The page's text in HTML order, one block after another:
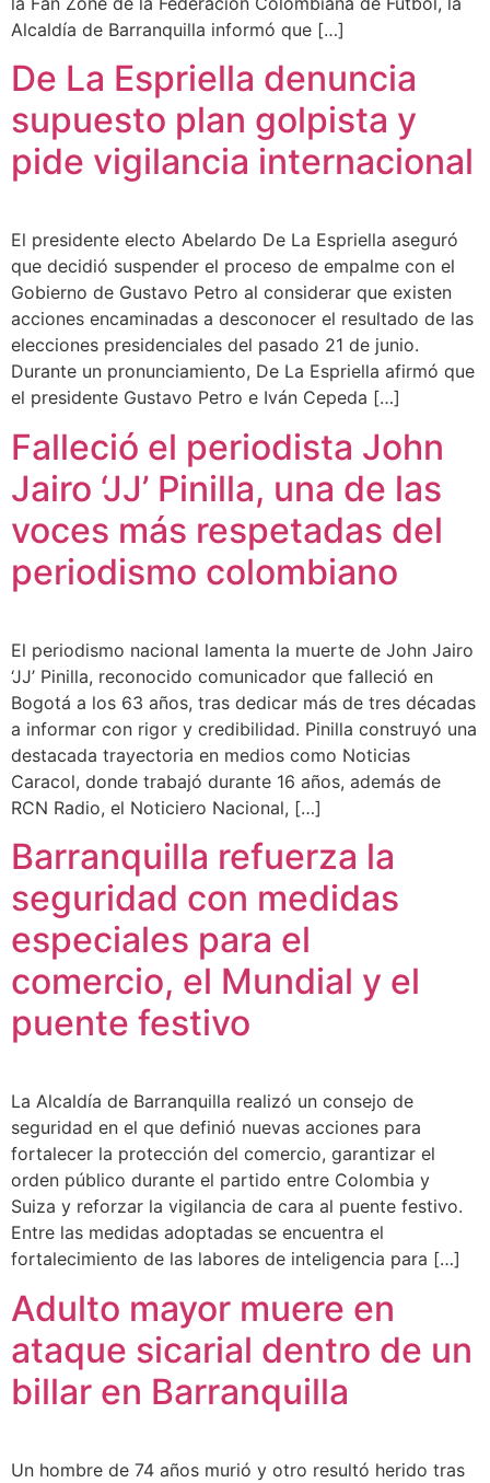
Alcaldía de Barranquilla informó que […]
De La Espriella denuncia
supuesto plan golpista y
pide vigilancia internacional
El presidente electo Abelardo De La Espriella aseguró
que decidió suspender el proceso de empalme con el
Gobierno de Gustavo Petro al considerar que existen
acciones encaminadas a desconocer el resultado de las
elecciones presidenciales del pasado 21 de junio.
Durante un pronunciamiento, De La Espriella afirmó que
el presidente Gustavo Petro e Iván Cepeda […]
Falleció el periodista John
Jairo ‘JJ’ Pinilla, una de las
voces más respetadas del
periodismo colombiano
El periodismo nacional lamenta la muerte de John Jairo
‘JJ’ Pinilla, reconocido comunicador que falleció en
Bogotá a los 63 años, tras dedicar más de tres décadas
a informar con rigor y credibilidad. Pinilla construyó una
destacada trayectoria en medios como Noticias
Caracol, donde trabajó durante 16 años, además de
RCN Radio, el Noticiero Nacional, […]
Barranquilla refuerza la
seguridad con medidas
especiales para el
comercio, el Mundial y el
puente festivo
La Alcaldía de Barranquilla realizó un consejo de
seguridad en el que definió nuevas acciones para
fortalecer la protección del comercio, garantizar el
orden público durante el partido entre Colombia y
Suiza y reforzar la vigilancia de cara al puente festivo.
Entre las medidas adoptadas se encuentra el
fortalecimiento de las labores de inteligencia para […]
Adulto mayor muere en
ataque sicarial dentro de un
billar en Barranquilla
Un hombre de 74 años murió y otro resultó herido tras